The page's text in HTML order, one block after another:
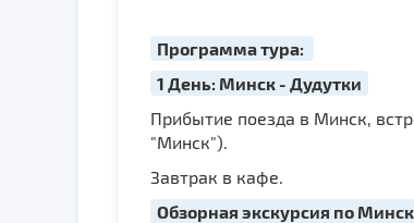
Программа тура:
1 День: Минск - Дудутки
Прибытие поезда в Минск,
"Минск").
Завтрак в кафе.
Обзорная экскурсия по